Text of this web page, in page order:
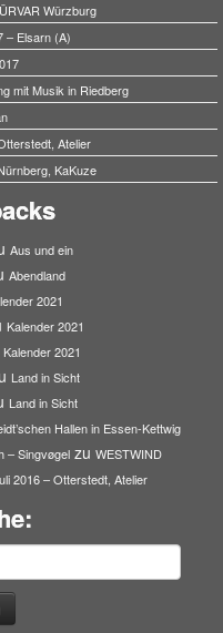
Würzburg
– Elsarn (A)
mit Musik in Riedberg
Atelier
KaKuze
Aus und ein
Abendland
2021
Kalender 2021
Kalender 2021
Land in Sicht
Land in Sicht
Hallen in Essen-Kettwig
– Singvøgelzu WESTWIND
2016 – Otterstedt, Atelier